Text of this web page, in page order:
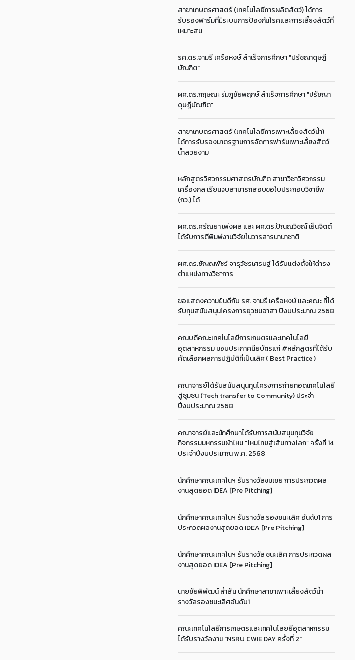
สาขาเกษตรศาสตร์ (เทคโนโลยีการผลิตสัตว์) ได้การ
รับรองฟาร์มที่มีระบบการป้องกันโรคและการเลี้ยงสัตว์ที่
เหมาะสม
รศ.ดร.จามรี เครือหงษ์ สำเร็จการศึกษา "ปรัชญาดุษฎี
บัณฑิต"
ผศ.ดร.กฤษณะ ร่มภูชัยพฤกษ์ สำเร็จการศึกษา "ปรัชญา
ดุษฎีบัณฑิต"
สาขาเกษตรศาสตร์ (เทคโนโลยีการเพาะเลี้ยงสัตว์น้ำ)
ได้การรับรองมาตรฐานการจัดการฟาร์มเพาะเลี้ยงสัตว์
น้ำสวยงาม
หลักสูตรวิศวกรรมศาสตรบัณฑิต สาขาวิชาวิศวกรรม
เครื่องกล เรียนจบสามารถสอบขอใบประกอบวิชาชีพ
(กว.) ได้
ผศ.ดร.ศรัณยา เพ่งผล และ ผศ.ดร.ปัณณวิชญ์ เย็นจิตต์
ได้รับการตีพิมพ์งานวิจัยในวารสารนานาชาติ
ผศ.ดร.ชัญญพัชร์ จารุวัชรเศรษฐ์ ได้รับแต่งตั้งให้ดำรง
ตำแหน่งทางวิชาการ
ขอแสดงความยินดีกับ รศ. จามรี เครือหงษ์ และคณะ ที่ได้
รับทุนสนับสนุนโครงการยุวชนอาสา ปีงบประมาณ 2568
คณบดีคณะเทคโนโลยีการเกษตรและเทคโนโลยี
อุตสาหกรรม มอบประกาศนียบัตรแก่ #หลักสูตรที่ได้รับ
คัดเลือกผลการปฏิบัติที่เป็นเลิศ ( Best Practice )
คณาจารย์ได้รับสนับสนุนทุนโครงการถ่ายทอดเทคโนโลยี
สู่ชุมชน (Tech transfer to Community) ประจำ
ปีงบประมาณ 2568
คณาจารย์และนักศึกษาได้รับการสนับสนุนทุนวิจัย
กิจกรรมมหกรรมผ้าไหม "ไหมไทยสู่เส้นทางโลก” ครั้งที่ 14
ประจำปีงบประมาณ พ.ศ. 2568
นักศึกษาคณะเทคโนฯ รับรางวัลชมเชย การประกวดผล
งานสุดยอด IDEA [Pre Pitching]
นักศึกษาคณะเทคโนฯ รับรางวัล รองชนะเลิศ อันดับ1 การ
ประกวดผลงานสุดยอด IDEA [Pre Pitching]
นักศึกษาคณะเทคโนฯ รับรางวัล ชนะเลิศ การประกวดผล
งานสุดยอด IDEA [Pre Pitching]
นายชัยพิพัฒน์ ล่ำสัน นักศึกษาสาขาเพาะเลี้ยงสัตว์น้ำ
รางวัลรองชนะเลิศอันดับ1
คณะเทคโนโลยีการเกษตรและเทคโนโลยยีอุตสาหกรรม
ได้รับรางวัลงาน "NSRU CWIE DAY ครั้งที่ 2"